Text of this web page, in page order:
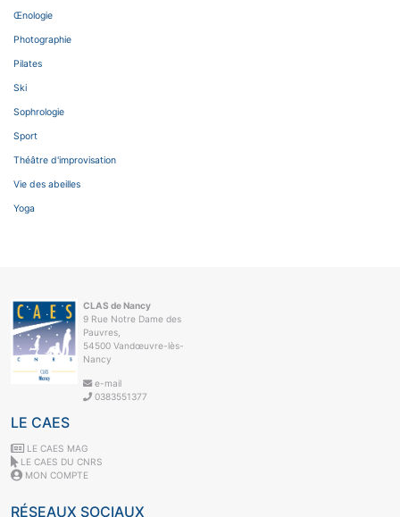
Œnologie
Photographie
Pilates
Ski
Sophrologie
Sport
Théâtre d'improvisation
Vie des abeilles
Yoga
CLAS de Nancy
9 Rue Notre Dame des
Pauvres,
54500 Vandœuvre-lès-
Nancy
e-mail
0383551377
LE CAES
LE CAES MAG
LE CAES DU CNRS
MON COMPTE
RÉSEAUX SOCIAUX